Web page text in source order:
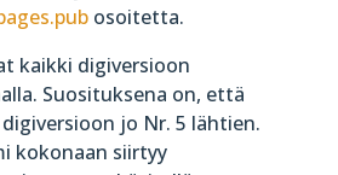
osoitetta.
kaikki digiversioon
Suosituksena on, että
jo Nr. 5 lähtien.
kokonaan siirtyy